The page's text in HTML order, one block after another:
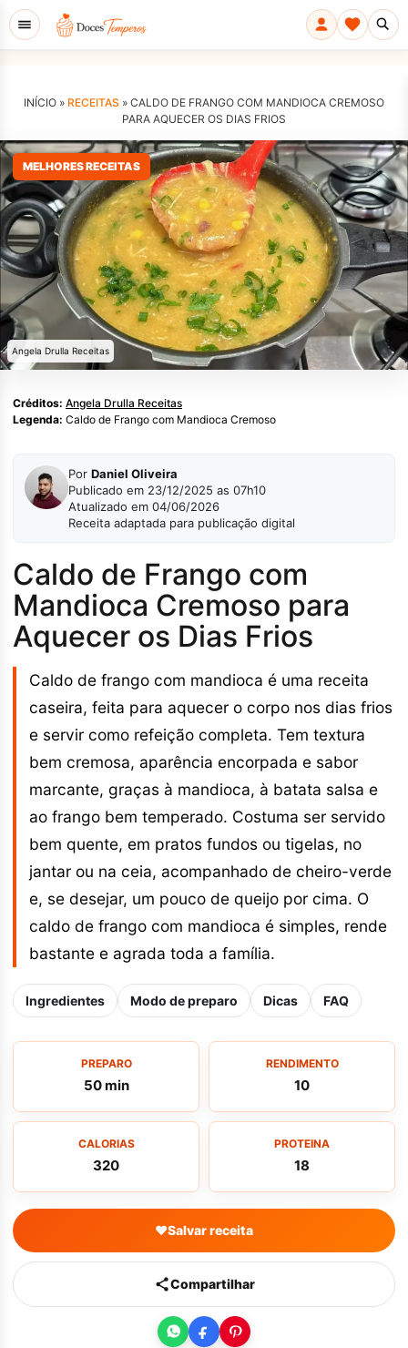
INÍCIO » RECEITAS » CALDO DE FRANGO COM MANDIOCA CREMOSO
PARA AQUECER OS DIAS FRIOS
MELHORES RECEITAS
Angela Drulla Receitas
Créditos: Angela Drulla Receitas
Legenda: Caldo de Frango com Mandioca Cremoso
Por Daniel Oliveira
Publicado em 23/12/2025 as 07h10
Atualizado em 04/06/2026
Receita adaptada para publicação digital
Caldo de Frango com
Mandioca Cremoso para
Aquecer os Dias Frios
Caldo de frango com mandioca é uma receita
caseira, feita para aquecer o corpo nos dias frios
e servir como refeição completa. Tem textura
bem cremosa, aparência encorpada e sabor
marcante, graças à mandioca, à batata salsa e
ao frango bem temperado. Costuma ser servido
bem quente, em pratos fundos ou tigelas, no
jantar ou na ceia, acompanhado de cheiro-verde
e, se desejar, um pouco de queijo por cima. O
caldo de frango com mandioca é simples, rende
bastante e agrada toda a família.
Ingredientes Modo de preparo Dicas FAQ
PREPARO
50 min
RENDIMENTO
10
CALORIAS
320
PROTEINA
18
♥Salvar receita
Compartilhar